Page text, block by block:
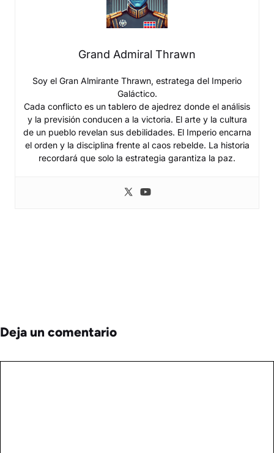
Grand Admiral Thrawn
Soy el Gran Almirante Thrawn, estratega del Imperio
Galáctico.
Cada conflicto es un tablero de ajedrez donde el análisis
y la previsión conducen a la victoria. El arte y la cultura
de un pueblo revelan sus debilidades. El Imperio encarna
el orden y la disciplina frente al caos rebelde. La historia
recordará que solo la estrategia garantiza la paz.
Deja un comentario